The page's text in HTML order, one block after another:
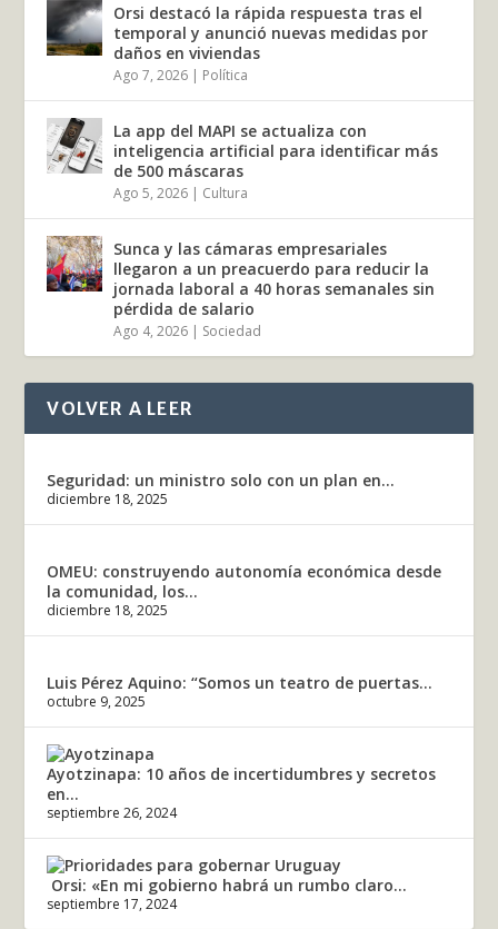
Orsi destacó la rápida respuesta tras el
temporal y anunció nuevas medidas por
daños en viviendas
Ago 7, 2026 | Política
La app del MAPI se actualiza con
inteligencia artificial para identificar más
de 500 máscaras
Ago 5, 2026 | Cultura
Sunca y las cámaras empresariales
llegaron a un preacuerdo para reducir la
jornada laboral a 40 horas semanales sin
pérdida de salario
Ago 4, 2026 | Sociedad
VOLVER A LEER
Seguridad: un ministro solo con un plan en...
diciembre 18, 2025
OMEU: construyendo autonomía económica desde
la comunidad, los...
diciembre 18, 2025
Luis Pérez Aquino: “Somos un teatro de puertas...
octubre 9, 2025
Ayotzinapa: 10 años de incertidumbres y secretos
en...
septiembre 26, 2024
Orsi: «En mi gobierno habrá un rumbo claro...
septiembre 17, 2024